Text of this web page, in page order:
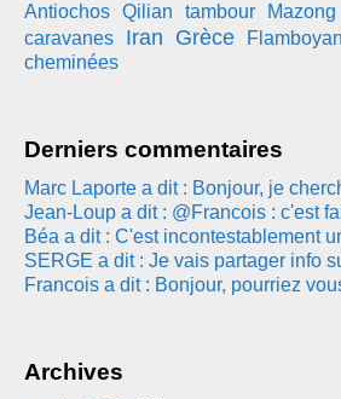
Antiochos Qilian tambour Mazong
caravanes
Iran Grèce
cheminées
Derniers commentaires
Marc Laporte a dit : Bonjour, je
Jean-Loup a dit : @Francois : c'est
Béa a dit : C'est incontestablement
SERGE a dit : Je vais partager info
Francois a dit : Bonjour, pourriez
Archives